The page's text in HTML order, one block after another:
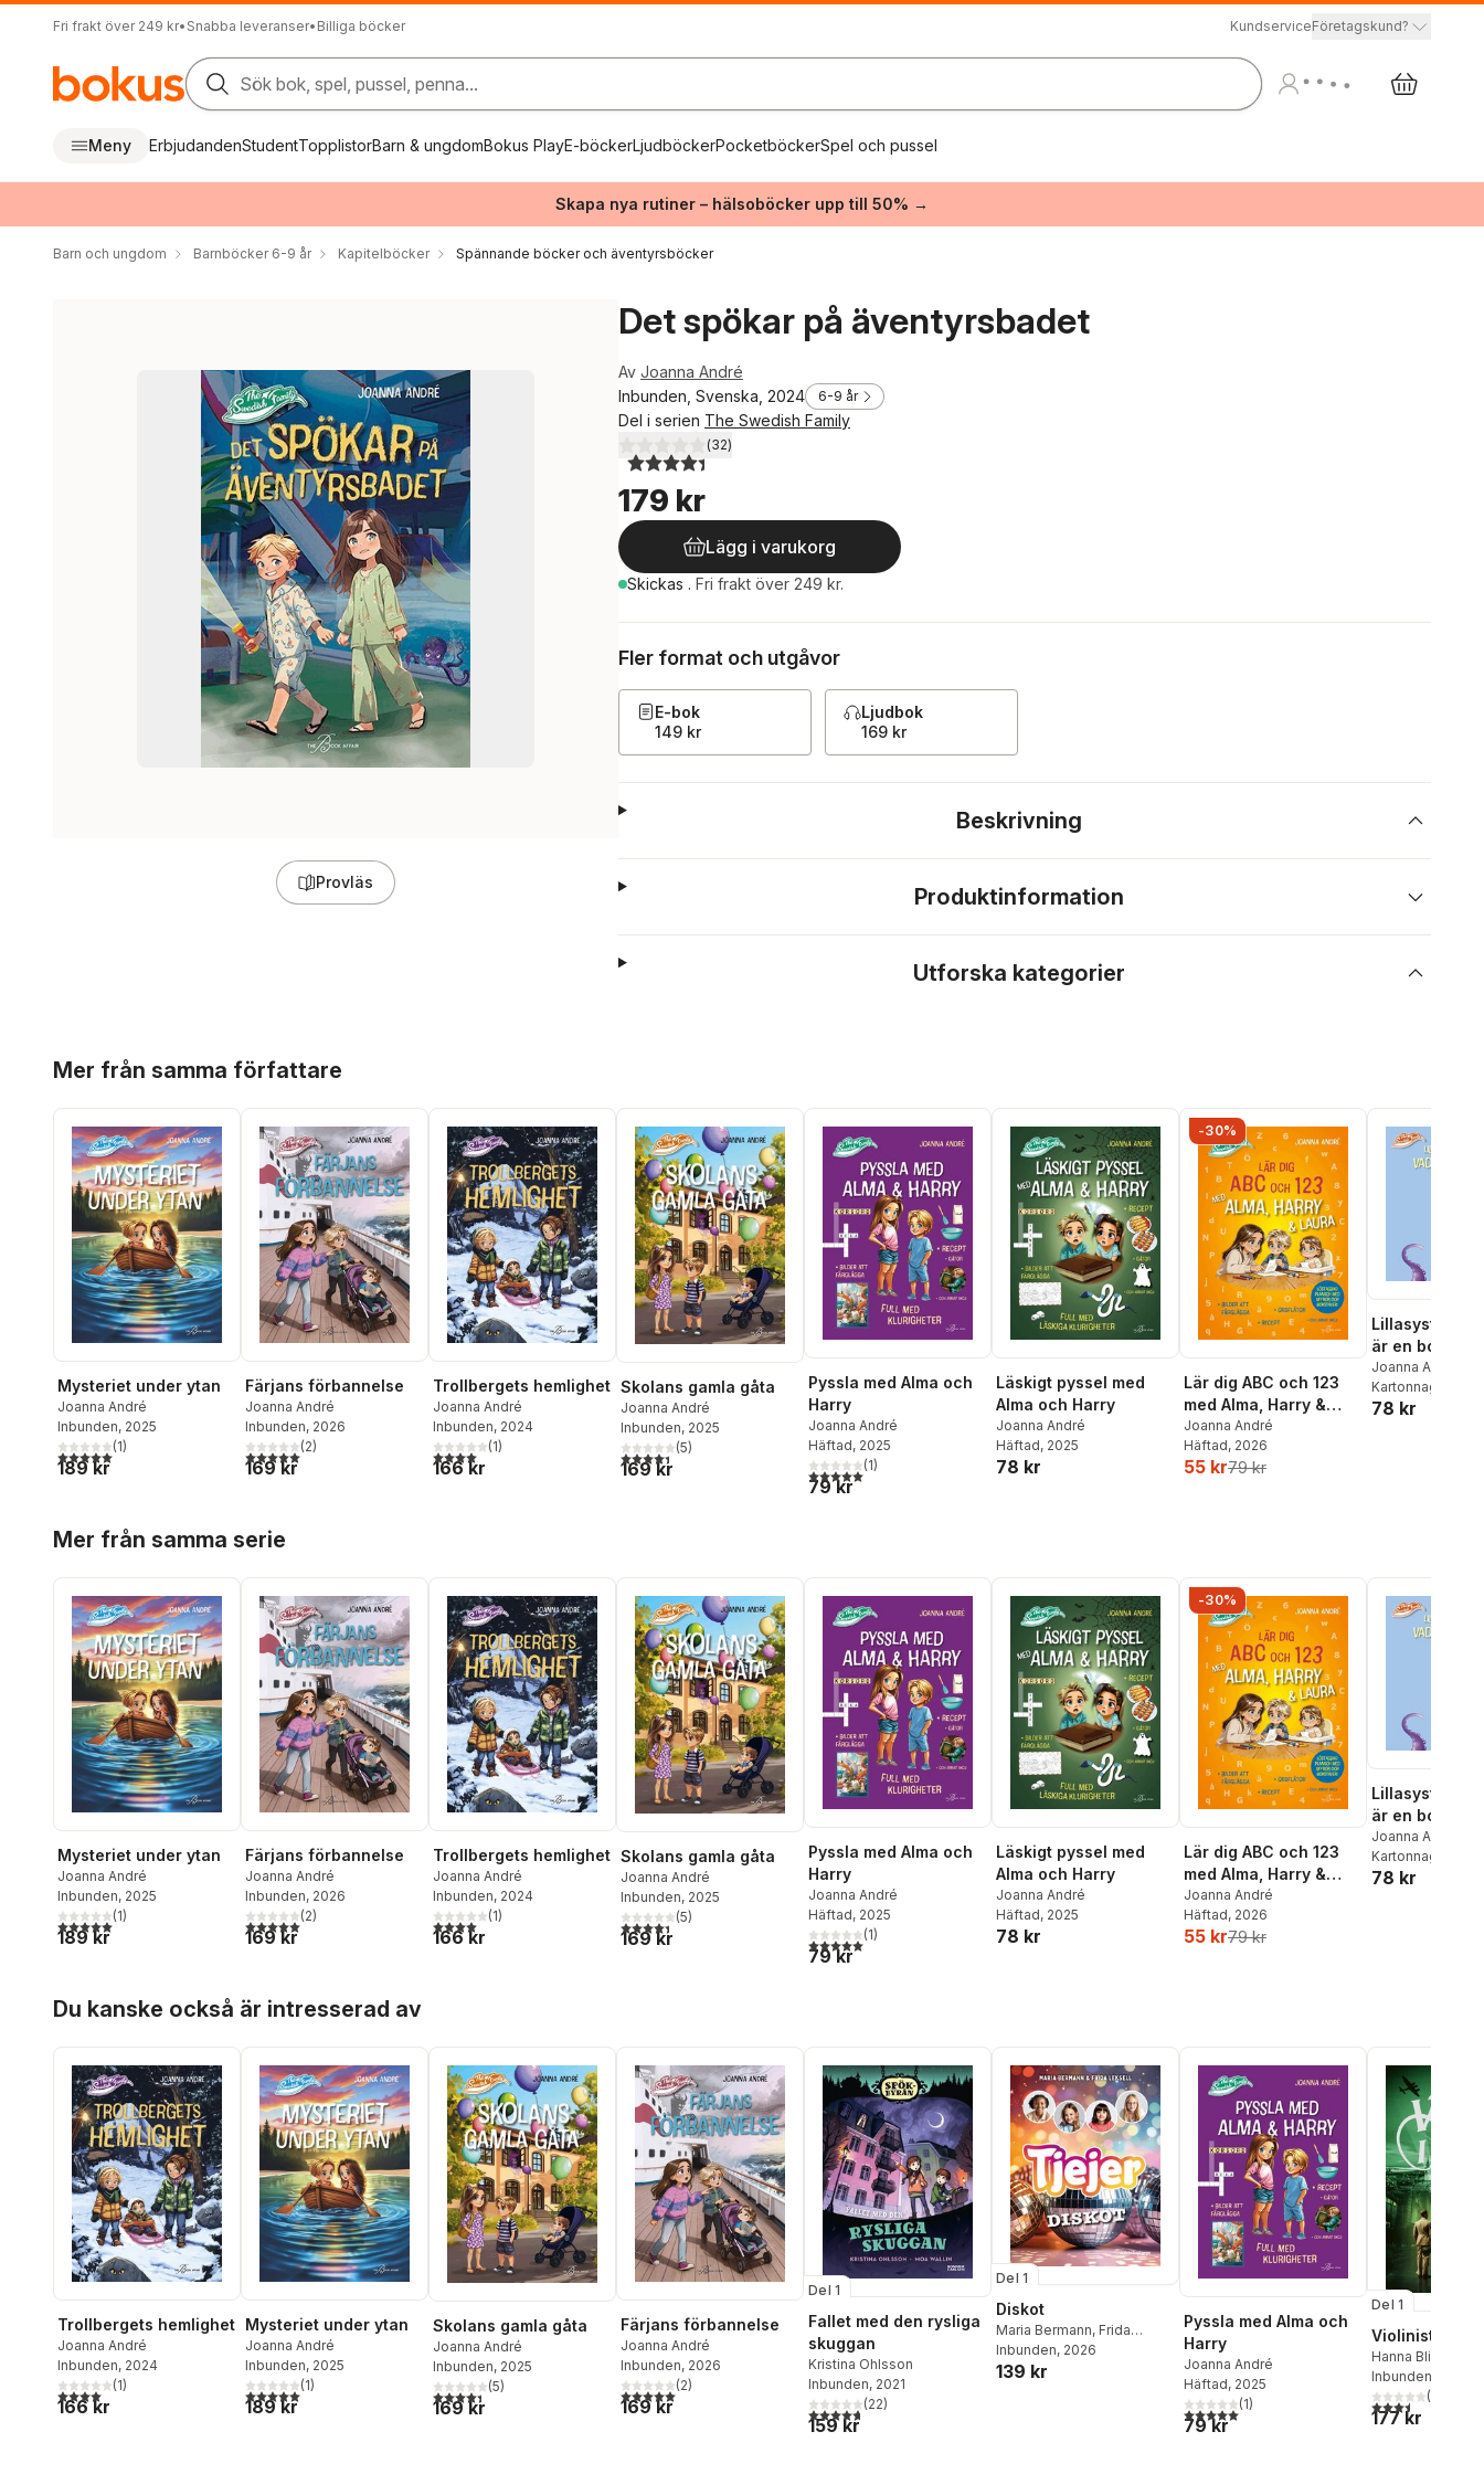
Fri frakt över 249 kr• Snabba leveranser• Billiga böcker KundserviceFöretagskund?
Sök bok, spel, pussel, penna...
Meny ErbjudandenStudentTopplistorBarn & ungdomBokus PlayE-böckerLjudböckerPocketböckerSpel och pussel
Skapa nya rutiner – hälsoböcker upp till 50% →
Barn och ungdom Barnböcker 6-9 år Kapitelböcker Spännande böcker och äventyrsböcker
Provläs
Det spökar på äventyrsbadet
Av Joanna André
Inbunden, Svenska, 2024
6-9 år
Del i serien The Swedish Family
4,4utav 5 stjärnor. Totalt antal röster:
(32)
179 kr
Lägg i varukorg
Skickas . Fri frakt över 249 kr.
Fler format och utgåvor
E-bok
149 kr
Ljudbok
169 kr
Beskrivning
Produktinformation
Utforska kategorier
Mer från samma författare
Mysteriet under ytan
Joanna André
Inbunden, 2025
5,0utav 5 stjärnor. Totalt antal röster:
(1)
189 kr
Färjans förbannelse
Joanna André
Inbunden, 2026
5,0utav 5 stjärnor. Totalt antal röster:
(2)
169 kr
Trollbergets hemlighet
Joanna André
Inbunden, 2024
4,0utav 5 stjärnor. Totalt antal röster:
(1)
166 kr
Skolans gamla gåta
Joanna André
Inbunden, 2025
4,4utav 5 stjärnor. Totalt antal röster:
(5)
169 kr
Pyssla med Alma och
Harry
Joanna André
Häftad, 2025
5,0utav 5 stjärnor. Totalt antal röster:
(1)
79 kr
Läskigt pyssel med
Alma och Harry
Joanna André
Häftad, 2025
78 kr
-30%
Lär dig ABC och 123
med Alma, Harry &
Laura
Joanna André
Häftad, 2026
55 kr79 kr
Lillasyster
är en bopp?
Joanna André
Kartonnage
78 kr
Mer från samma serie
Mysteriet under ytan
Joanna André
Inbunden, 2025
5,0utav 5 stjärnor. Totalt antal röster:
(1)
189 kr
Färjans förbannelse
Joanna André
Inbunden, 2026
5,0utav 5 stjärnor. Totalt antal röster:
(2)
169 kr
Trollbergets hemlighet
Joanna André
Inbunden, 2024
4,0utav 5 stjärnor. Totalt antal röster:
(1)
166 kr
Skolans gamla gåta
Joanna André
Inbunden, 2025
4,4utav 5 stjärnor. Totalt antal röster:
(5)
169 kr
Pyssla med Alma och
Harry
Joanna André
Häftad, 2025
5,0utav 5 stjärnor. Totalt antal röster:
(1)
79 kr
Läskigt pyssel med
Alma och Harry
Joanna André
Häftad, 2025
78 kr
-30%
Lär dig ABC och 123
med Alma, Harry &
Laura
Joanna André
Häftad, 2026
55 kr79 kr
Lillasyster
är en bopp?
Joanna André
Kartonnage
78 kr
Du kanske också är intresserad av
Trollbergets hemlighet
Joanna André
Inbunden, 2024
4,0utav 5 stjärnor. Totalt antal röster:
(1)
166 kr
Mysteriet under ytan
Joanna André
Inbunden, 2025
5,0utav 5 stjärnor. Totalt antal röster:
(1)
189 kr
Skolans gamla gåta
Joanna André
Inbunden, 2025
4,4utav 5 stjärnor. Totalt antal röster:
(5)
169 kr
Färjans förbannelse
Joanna André
Inbunden, 2026
5,0utav 5 stjärnor. Totalt antal röster:
(2)
169 kr
Del 1
Fallet med den rysliga
skuggan
Kristina Ohlsson
Inbunden, 2021
4,7utav 5 stjärnor. Totalt antal röster:
(22)
159 kr
Del 1
Diskot
Maria Bermann, Frida
Leksell
Inbunden, 2026
139 kr
Pyssla med Alma och
Harry
Joanna André
Häftad, 2025
5,0utav 5 stjärnor. Totalt antal röster:
(1)
79 kr
Del 1
Violinisten i
Hanna Blixt
Inbunden
3,5utav 5(
177 kr